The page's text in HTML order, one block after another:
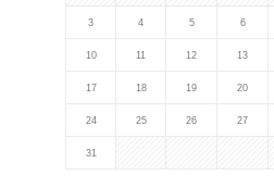
3 4 5 6
10 11 12 13
17 18 19 20
24 25 26 27
31